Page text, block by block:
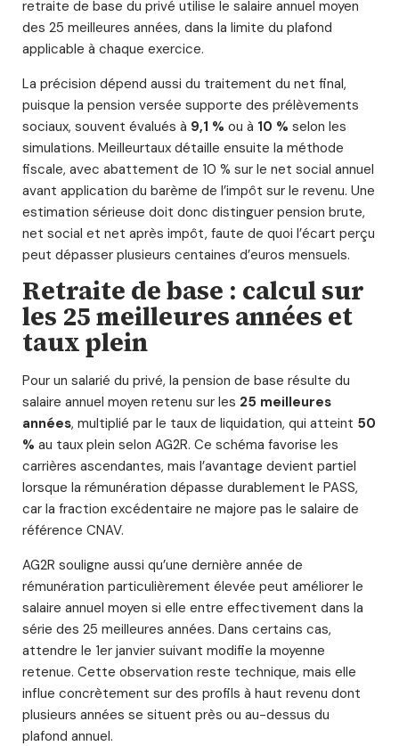
retraite de base du privé utilise le salaire annuel moyen
des 25 meilleures années, dans la limite du plafond
applicable à chaque exercice.
La précision dépend aussi du traitement du net final,
puisque la pension versée supporte des prélèvements
sociaux, souvent évalués à 9,1 % ou à 10 % selon les
simulations. Meilleurtaux détaille ensuite la méthode
fiscale, avec abattement de 10 % sur le net social annuel
avant application du barème de l’impôt sur le revenu. Une
estimation sérieuse doit donc distinguer pension brute,
net social et net après impôt, faute de quoi l’écart perçu
peut dépasser plusieurs centaines d’euros mensuels.
Retraite de base : calcul sur
les 25 meilleures années et
taux plein
Pour un salarié du privé, la pension de base résulte du
salaire annuel moyen retenu sur les 25 meilleures
années, multiplié par le taux de liquidation, qui atteint 50
% au taux plein selon AG2R. Ce schéma favorise les
carrières ascendantes, mais l’avantage devient partiel
lorsque la rémunération dépasse durablement le PASS,
car la fraction excédentaire ne majore pas le salaire de
référence CNAV.
AG2R souligne aussi qu’une dernière année de
rémunération particulièrement élevée peut améliorer le
salaire annuel moyen si elle entre effectivement dans la
série des 25 meilleures années. Dans certains cas,
attendre le 1er janvier suivant modifie la moyenne
retenue. Cette observation reste technique, mais elle
influe concrètement sur des profils à haut revenu dont
plusieurs années se situent près ou au-dessus du
plafond annuel.